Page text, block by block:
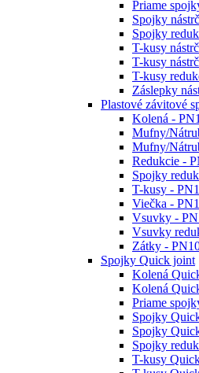
Priame
Spojky
Spojky
T-kusy
T-kusy
T-kusy
Záslepky
Plastové závitové
Kolená -
Mufny/
Mufny/
Redukcie -
Spojky
T-kusy -
Viečka -
Vsuvky -
Vsuvky
Zátky -
Spojky Quick joint
Kolená
Kolená
Priame
Spojky
Spojky
Spojky
T-kusy